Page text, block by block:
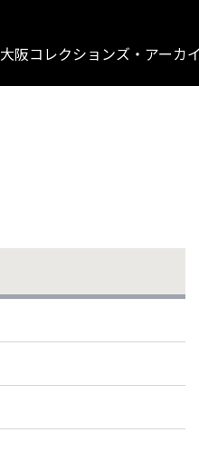
大阪コレクションズ・アーカ